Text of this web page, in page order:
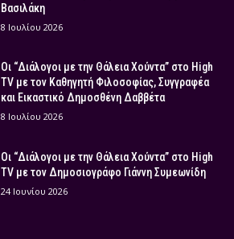
Βασιλάκη
8 Ιουλίου 2026
Οι “Διάλογοι με την Θάλεια Χούντα” στο High
TV με τον Καθηγητή Φιλοσοφίας, Συγγραφέα
και Εικαστικό Δημοσθένη Δαββέτα
8 Ιουλίου 2026
Οι “Διάλογοι με την Θάλεια Χούντα” στο High
TV με τον Δημοσιογράφο Γιάννη Συμεωνίδη
24 Ιουνίου 2026